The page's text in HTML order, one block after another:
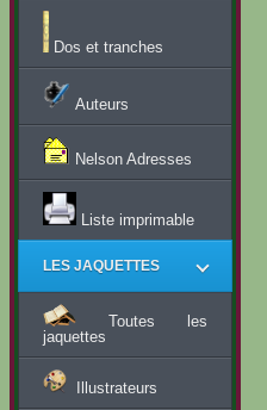
Dos et tranches
Auteurs
Nelson Adresses
Liste imprimable
LES JAQUETTES
Toutes les
jaquettes
Illustrateurs